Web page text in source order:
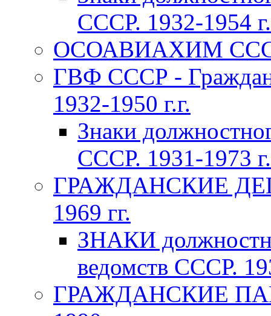
СССР. 1932-1954
ОСОАВИАХИМ СССР
ГВФ СССР -
1932-1950 г.г.
Знаки
СССР. 1931-1973
ГРАЖДАНСКИЕ
1969 гг.
ЗНАКИ
ведомств СССР.
ГРАЖДАНСКИЕ